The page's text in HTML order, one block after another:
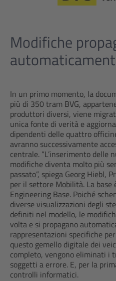
Modifiche
In un primo momento, la
più di 350 tram BVG,
produttori diversi, viene
unica fonte di verità e
dipendenti delle quattro
avranno successivamente
centrale. “L’inserimento delle
modifiche diventa molto più
passato”, spiega Georg Hiebl,
per il settore Mobilità. La base
Engineering Base. Poiché
diverse visualizzazioni degli
definiti nel modello, le
volta e si propagano
rappresentazioni specifiche
questo gemello digitale dei
completo, vengono eliminati i
soggetti a errore. E, per la
controlli informatici.